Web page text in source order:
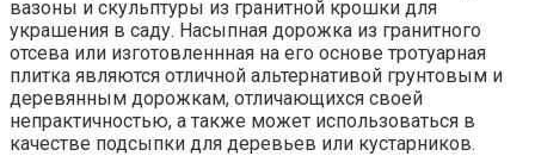
вазоны и скульптуры из гранитной крошки для
украшения в саду. Насыпная дорожка из гранитного
отсева или изготовленнная на его основе тротуарная
плитка являются отличной альтернативой грунтовым и
деревянным дорожкам, отличающихся своей
непрактичностью, а также может использоваться в
качестве подсыпки для деревьев или кустарников.